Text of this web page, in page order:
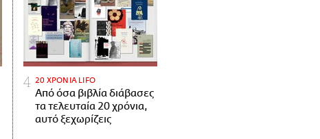
20 ΧΡΟΝΙΑ LIFO
Από όσα βιβλία διάβασες
τα τελευταία 20 χρόνια,
αυτό ξεχωρίζεις